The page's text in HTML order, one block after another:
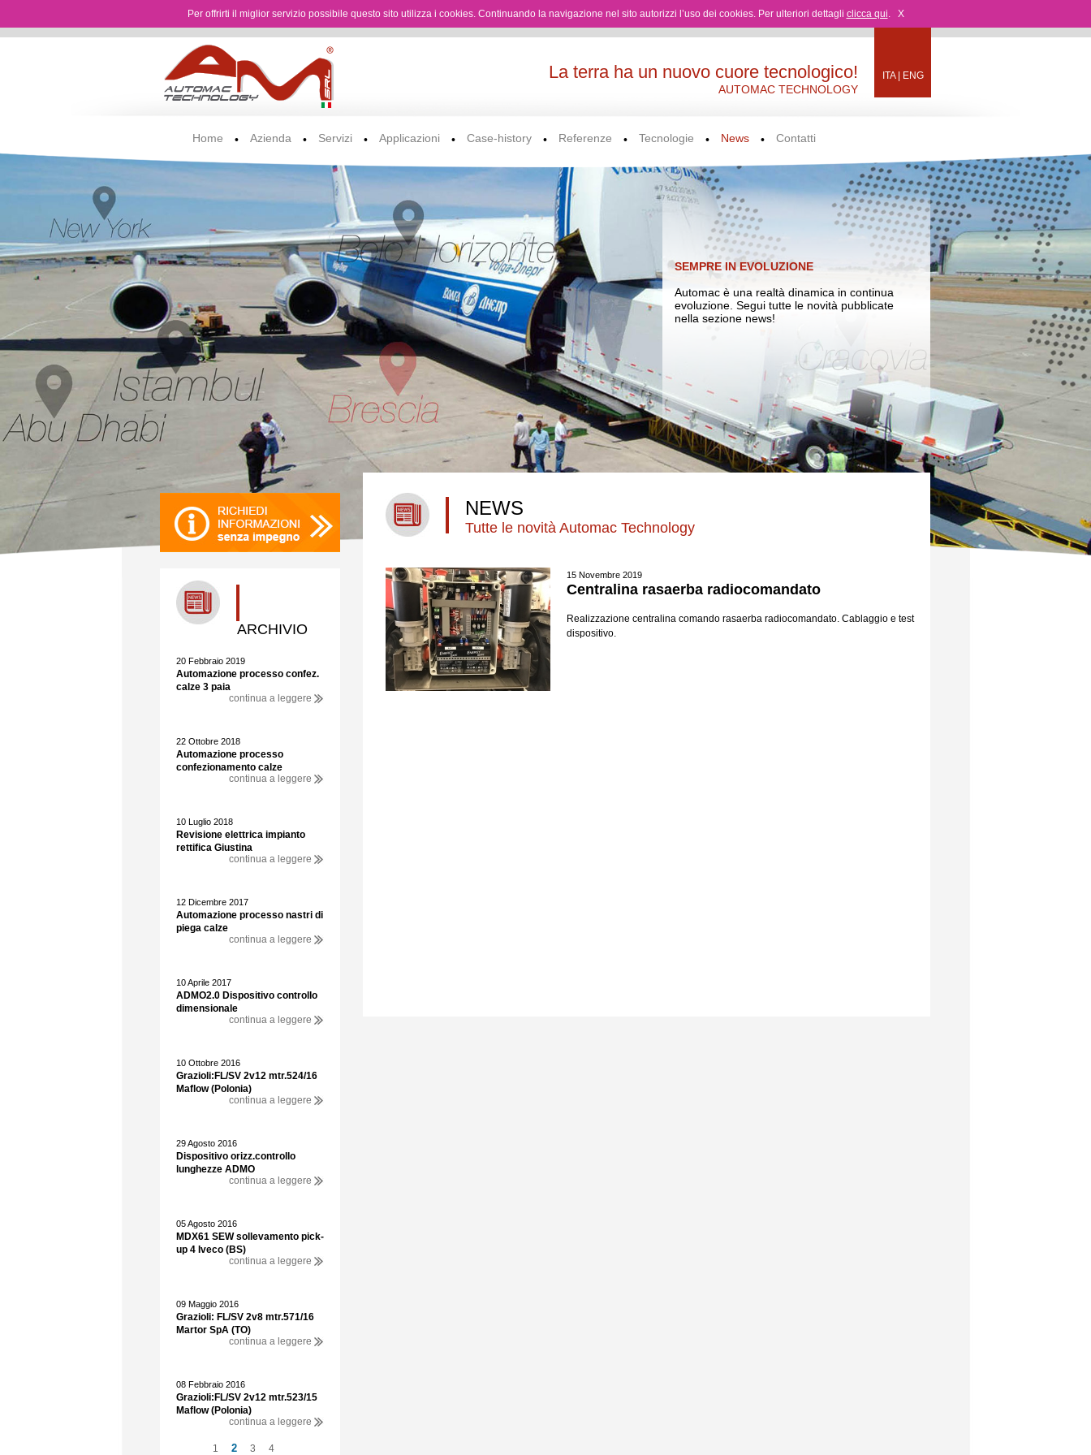
Per offrirti il miglior servizio possibile questo sito utilizza i cookies. Continuando la navigazione nel sito autorizzi l’uso dei cookies. Per ulteriori dettagli clicca qui. X
La terra ha un nuovo cuore tecnologico!
AUTOMAC TECHNOLOGY
ITA| ENG
Home • Azienda • Servizi • Applicazioni • Case-history • Referenze • Tecnologie • News • Contatti
SEMPRE IN EVOLUZIONE
Automac è una realtà dinamica in continua
evoluzione. Segui tutte le novità pubblicate
nella sezione news!
ARCHIVIO
20 Febbraio 2019
Automazione processo confez.
calze 3 paia
continua a leggere
22 Ottobre 2018
Automazione processo
confezionamento calze
continua a leggere
10 Luglio 2018
Revisione elettrica impianto
rettifica Giustina
continua a leggere
12 Dicembre 2017
Automazione processo nastri di
piega calze
continua a leggere
10 Aprile 2017
ADMO2.0 Dispositivo controllo
dimensionale
continua a leggere
10 Ottobre 2016
Grazioli:FL/SV 2v12 mtr.524/16
Maflow (Polonia)
continua a leggere
29 Agosto 2016
Dispositivo orizz.controllo
lunghezze ADMO
continua a leggere
05 Agosto 2016
MDX61 SEW sollevamento pick-
up 4 Iveco (BS)
continua a leggere
09 Maggio 2016
Grazioli: FL/SV 2v8 mtr.571/16
Martor SpA (TO)
continua a leggere
08 Febbraio 2016
Grazioli:FL/SV 2v12 mtr.523/15
Maflow (Polonia)
continua a leggere
1 2 3 4
NEWS
Tutte le novità Automac Technology
15 Novembre 2019
Centralina rasaerba radiocomandato
Realizzazione centralina comando rasaerba radiocomandato. Cablaggio e test
dispositivo.